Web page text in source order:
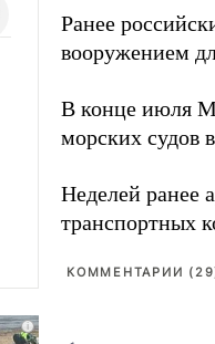
Ранее
вооружением
В конце июля
морских судов
Неделей ранее
транспортных
КОММЕНТАРИИ